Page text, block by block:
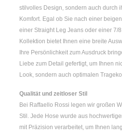
stilvolles Design, sondern auch durch
Komfort. Egal ob Sie nach einer
einer Straight Leg Jeans oder einer 7/
Kollektion bietet Ihnen eine breite
Ihre Persönlichkeit zum Ausdruck
Liebe zum Detail gefertigt, um Ihnen
Look, sondern auch optimalen
Qualität und zeitloser Stil
Bei Raffaello Rossi legen wir großen
Stil. Jede Hose wurde aus
mit Präzision verarbeitet, um Ihnen